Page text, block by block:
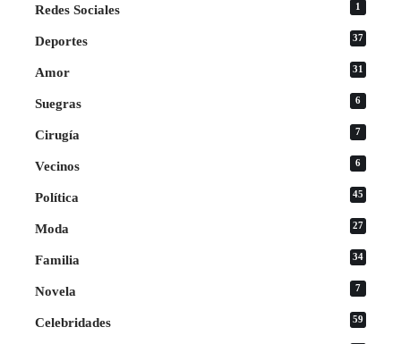
Redes Sociales 1
Deportes 37
Amor 31
Suegras 6
Cirugía 7
Vecinos 6
Política 45
Moda 27
Familia 34
Novela 7
Celebridades 59